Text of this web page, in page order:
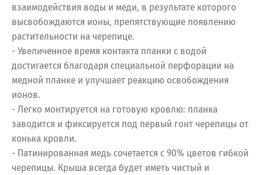
взаимодействия воды и меди, в результате которого
высвобождаются ионы, препятствующие появлению
растительности на черепице.
- Увеличенное время контакта планки с водой
достигается благодаря специальной перфорации на
медной планке и улучшает реакцию освобождения
ионов.
- Легко монтируется на готовую кровлю: планка
заводится и фиксируется под первый гонт черепицы от
конька кровли.
- Патинированная медь сочетается с 90% цветов гибкой
черепицы. Крыша всегда будет иметь чистый и